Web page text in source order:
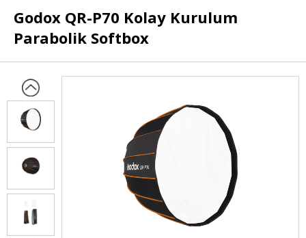
Godox QR-P70 Kolay Kurulum
Parabolik Softbox